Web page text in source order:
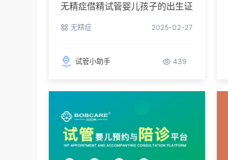
无精症借精试管婴儿孩子的出生证
无精症 2025-02-27
试管小助手 439